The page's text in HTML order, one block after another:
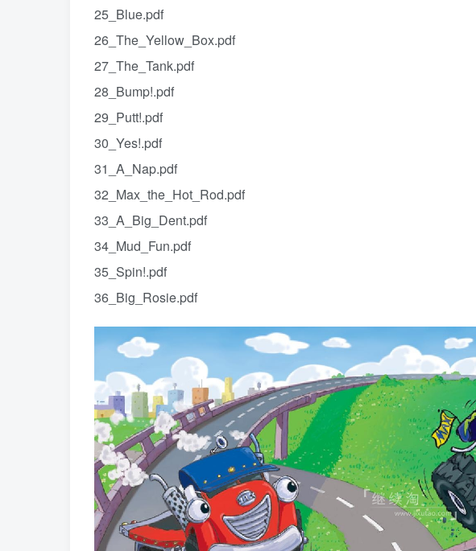
25_Blue.pdf
26_The_Yellow_Box.pdf
27_The_Tank.pdf
28_Bump!.pdf
29_Putt!.pdf
30_Yes!.pdf
31_A_Nap.pdf
32_Max_the_Hot_Rod.pdf
33_A_Big_Dent.pdf
34_Mud_Fun.pdf
35_Spin!.pdf
36_Big_Rosie.pdf